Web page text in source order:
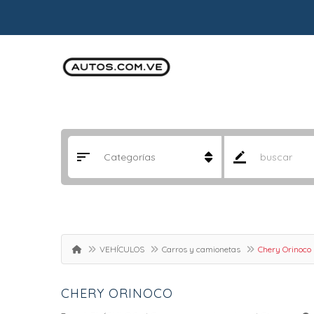
VEHÍCULOS Carros y camionetas Chery Orinoco
CHERY ORINOCO